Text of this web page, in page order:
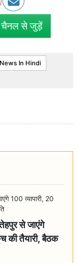
चैनल से जुड़ें
In Hindi
से जाएंगे
की तैयारी, बैठक